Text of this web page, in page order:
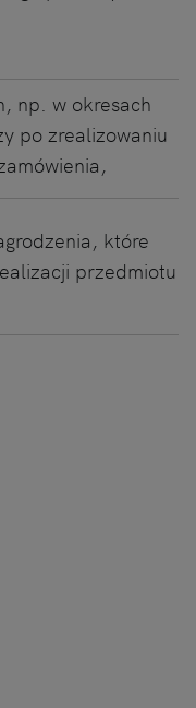
np. w okresach
po zrealizowaniu
które
przedmiotu